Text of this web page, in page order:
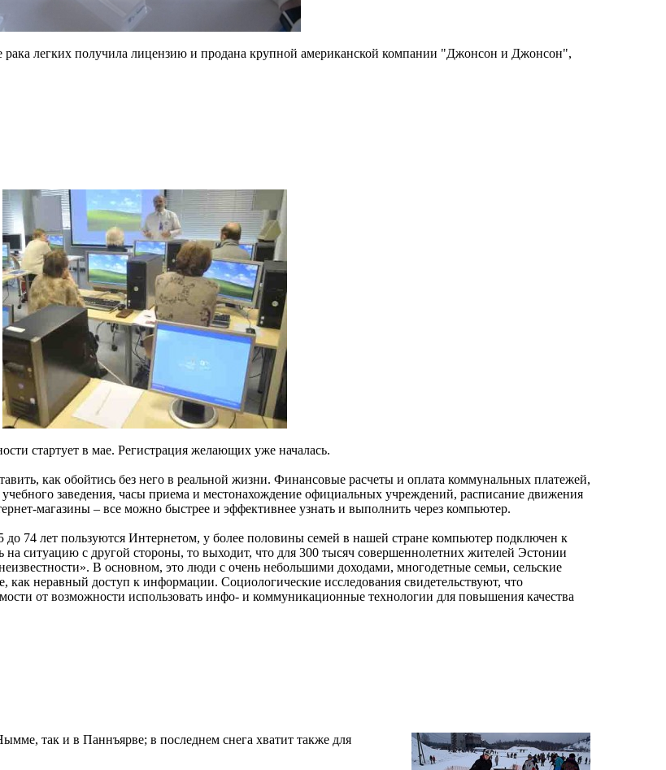
рака легких получила лицензию и продана крупной американской компании "Джонсон и Джонсон",
стартует в мае. Регистрация желающих уже началась.
как обойтись без него в реальной жизни. Финансовые расчеты и оплата коммунальных платежей,
заведения, часы приема и местонахождение официальных учреждений, расписание движения
магазины – все можно быстрее и эффективнее узнать и выполнить через компьютер.
до 74 лет пользуются Интернетом, у более половины семей в нашей стране компьютер подключен к
на ситуацию с другой стороны, то выходит, что для 300 тысяч совершеннолетних жителей Эстонии
В основном, это люди с очень небольшими доходами, многодетные семьи, сельские
неравный доступ к информации. Социологические исследования свидетельствуют, что
от возможности использовать инфо- и коммуникационные технологии для повышения качества
так и в Паннъярве; в последнем снега хватит также для